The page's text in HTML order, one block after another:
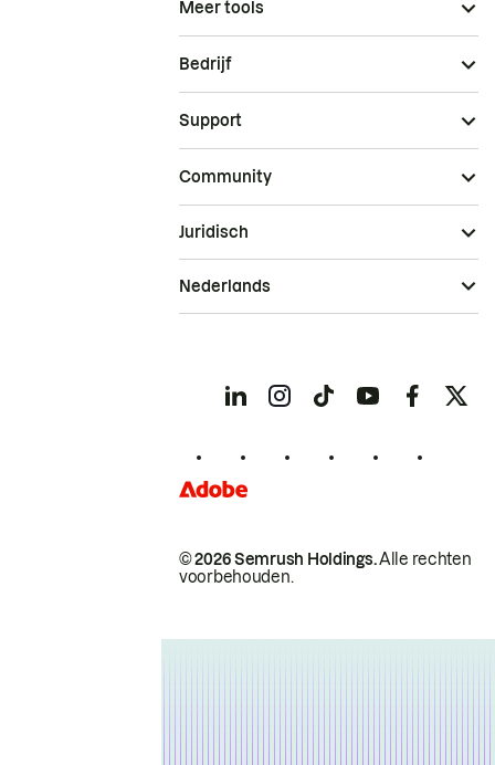
Meer tools
Bedrijf
Support
Community
© 2026 Semrush Holdings.Alle rechten
voorbehouden.
Juridisch
Nederlands